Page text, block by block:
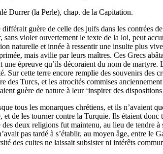
Durrer (la Perle), chap. de la Capitation.
guère de celle des juifs dans les contrées
violer ouvertement le texte de la loi, peut
naturelle et innée à ressentir une insulte plus
mais avilie par leurs maîtres. Ces Grecs
épreuve qu’ils décoraient du nom de
Sur cette terre encore remplie des souvenirs
Turcs, et les atrocités commises
guère de nature à leur ‘inspirer des
tous les monarques chrétiens, et ils n’avaient
de les tourner contre la Turquie. Ils étaient
deux religions fut maintenu, au lieu de tendre
pas tardé à s’établir, au moyen âge, entre
des cultes ne laissait subsister ni intérêts